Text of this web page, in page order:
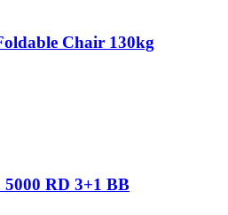
Chair 130kg
RD 3+1 BB